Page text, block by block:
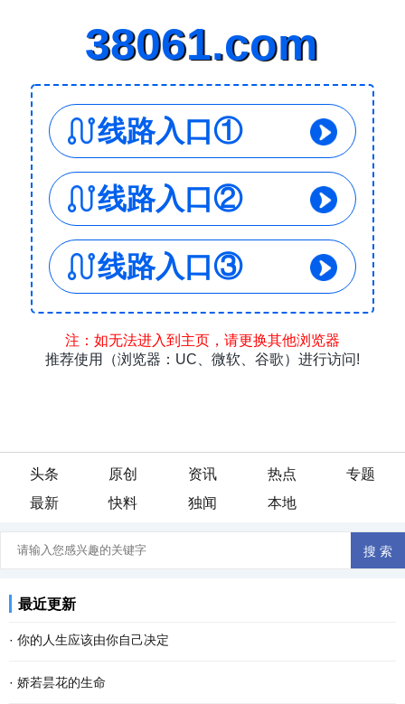
头条 原创 资讯 热点
专题
最新
快料 独闻 本地
最近更新
· 你的人生应该由你自己决定
看过一段话：“这个世界，没有任何一条规定，要你必须温柔开朗，要
· 娇若昙花的生命